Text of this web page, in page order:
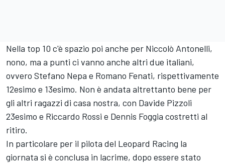
Nella top 10 c'è spazio poi anche per Niccolò Antonelli,
nono, ma a punti ci vanno anche altri due italiani,
ovvero Stefano Nepa e Romano Fenati, rispettivamente
12esimo e 13esimo. Non è andata altrettanto bene per
gli altri ragazzi di casa nostra, con Davide Pizzoli
23esimo e Riccardo Rossi e Dennis Foggia costretti al
ritiro.
In particolare per il pilota del Leopard Racing la
giornata si è conclusa in lacrime, dopo essere stato